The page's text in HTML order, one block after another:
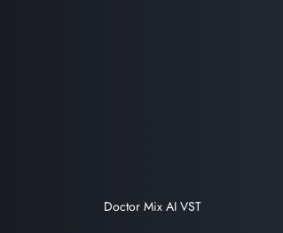
Doctor Mix AI VST